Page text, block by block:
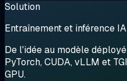
Solution
Entraînement et inférence IA
De l'idée au modèle
PyTorch, CUDA, vLLM et
GPU.